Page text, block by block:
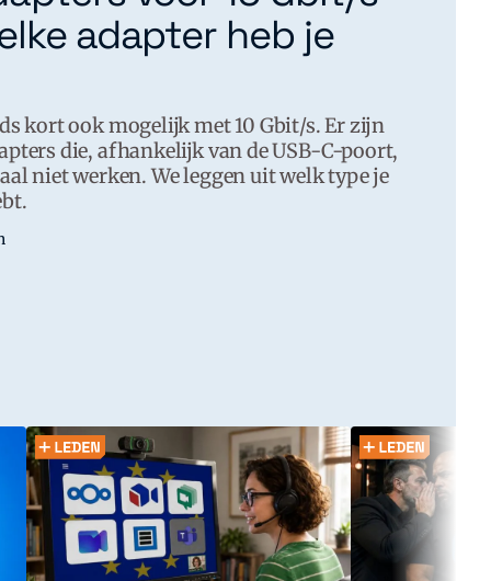
adapter heb je
kort ook mogelijk met 10 Gbit/s. Er zijn
die, afhankelijk van de USB-C-poort,
niet werken. We leggen uit welk type je